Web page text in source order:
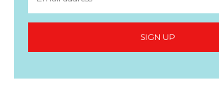
SIGN UP